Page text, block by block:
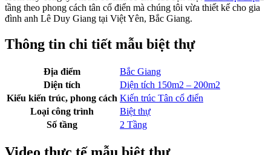
tầng theo phong cách tân cổ điển mà chúng tôi vừa thiết kế cho gia
đình anh Lê Duy Giang tại Việt Yên, Bắc Giang.
Thông tin chi tiết mẫu biệt thự
Địa điểm
Bắc Giang
Diện tích
Diện tích 150m2 – 200m2
Kiểu kiến trúc, phong cách Kiến trúc Tân cổ điển
Loại công trình
Biệt thự
Số tầng
2 Tầng